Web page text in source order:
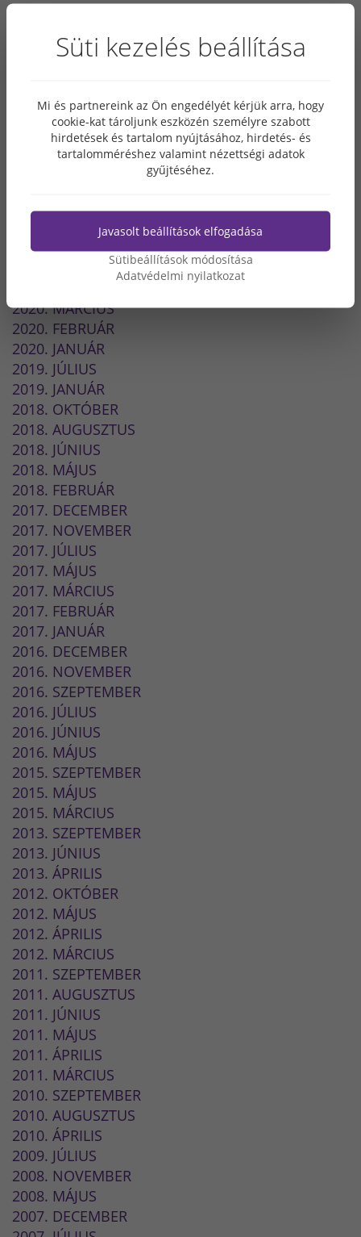
2022. MÁJUS
2021. OKTÓBER
2021. JÚLIUS
2021. ÁPRILIS
2020. NOVEMBER
2020. OKTÓBER
2020. SZEPTEMBER
2020. MÁRCIUS
2020. FEBRUÁR
2020. JANUÁR
2019. JÚLIUS
2019. JANUÁR
2018. OKTÓBER
2018. AUGUSZTUS
2018. JÚNIUS
2018. MÁJUS
2018. FEBRUÁR
2017. DECEMBER
2017. NOVEMBER
2017. JÚLIUS
2017. MÁJUS
2017. MÁRCIUS
2017. FEBRUÁR
2017. JANUÁR
2016. DECEMBER
2016. NOVEMBER
2016. SZEPTEMBER
2016. JÚLIUS
2016. JÚNIUS
2016. MÁJUS
2015. SZEPTEMBER
2015. MÁJUS
2015. MÁRCIUS
2013. SZEPTEMBER
2013. JÚNIUS
2013. ÁPRILIS
2012. OKTÓBER
2012. MÁJUS
2012. ÁPRILIS
2012. MÁRCIUS
2011. SZEPTEMBER
2011. AUGUSZTUS
2011. JÚNIUS
2011. MÁJUS
2011. ÁPRILIS
2011. MÁRCIUS
2010. SZEPTEMBER
2010. AUGUSZTUS
2010. ÁPRILIS
2009. JÚLIUS
2008. NOVEMBER
2008. MÁJUS
2007. DECEMBER
Süti kezelés beállítása
Mi és partnereink az Ön engedélyét kérjük arra, hogy
cookie-kat tároljunk eszközén személyre szabott
hirdetések és tartalom nyújtásához, hirdetés- és
tartalomméréshez valamint nézettségi adatok
gyűjtéséhez.
Javasolt beállítások elfogadása
Sütibeállítások módosítása
Adatvédelmi nyilatkozat